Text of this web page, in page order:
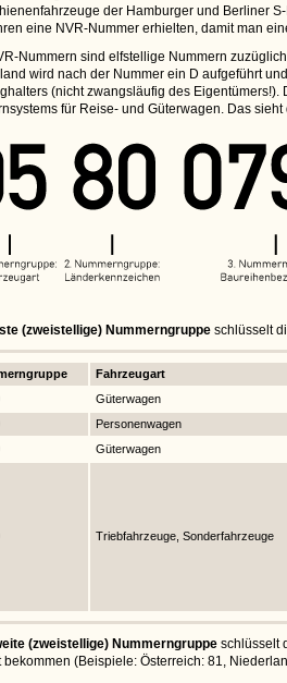
der Hamburger und Berliner
eine NVR-Nummer erhielten, damit man
Nummern sind elfstellige Nummern
wird nach der Nummer ein D aufgeführt
(nicht zwangsläufig des
für Reise- und Güterwagen. Das
(zweistellige) Nummerngruppe schlüsselt
Fahrzeugart
Güterwagen
Personenwagen
Güterwagen
Triebfahrzeuge, Sonderfahrzeuge
(zweistellige) Nummerngruppe schlüsselt
bekommen (Beispiele: Österreich: 81,